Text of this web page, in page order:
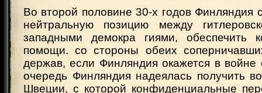
Во второй половине 30-x годов Финляндия
нейтральную позицию между
западными демокра гиями, обеспечить
помощи. со стороны обеих
держав, если Финляндия окажется в
очередь Финляндия надеялась получить
Швеции, с которой конфиденциальные